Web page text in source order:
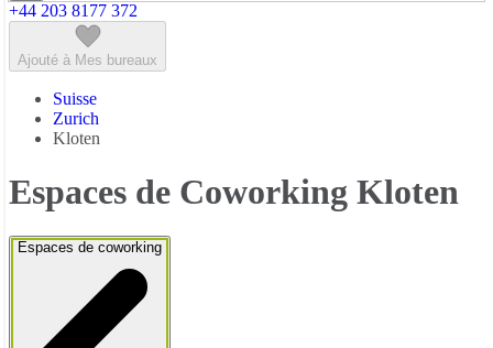
+44 203 8177 372
Ajouté à Mes bureaux
Suisse
Zurich
Kloten
Espaces de Coworking Kloten
Espaces de coworking